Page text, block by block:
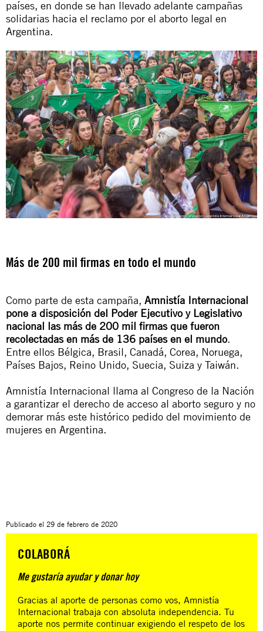
países, en donde se han llevado adelante campañas
solidarias hacia el reclamo por el aborto legal en
Argentina.
Más de 200 mil firmas en todo el mundo
Como parte de esta campaña, Amnistía Internacional
pone a disposición del Poder Ejecutivo y Legislativo
nacional las más de 200 mil firmas que fueron
recolectadas en más de 136 países en el mundo.
Entre ellos Bélgica, Brasil, Canadá, Corea, Noruega,
Países Bajos, Reino Unido, Suecia, Suiza y Taiwán.
Amnistía Internacional llama al Congreso de la Nación
a garantizar el derecho de acceso al aborto seguro y no
demorar más este histórico pedido del movimiento de
mujeres en Argentina.
Publicado el 29 de febrero de 2020
COLABORÁ
Me gustaría ayudar y donar hoy
Gracias al aporte de personas como vos, Amnistía
Internacional trabaja con absoluta independencia. Tu
aporte nos permite continuar exigiendo el respeto de los